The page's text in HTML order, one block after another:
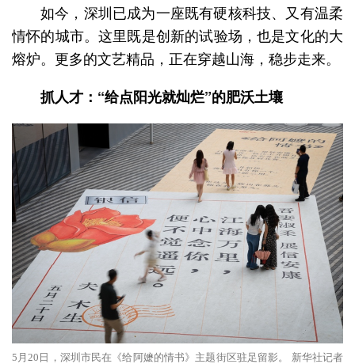
如今，深圳已成为一座既有硬核科技、又有温柔
情怀的城市。这里既是创新的试验场，也是文化的大
熔炉。更多的文艺精品，正在穿越山海，稳步走来。
抓人才：“给点阳光就灿烂”的肥沃土壤
5月20日，深圳市民在《给阿嬷的情书》主题街区驻足留影。 新华社记者